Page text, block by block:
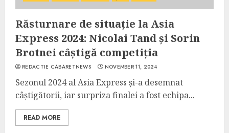
Răsturnare de situație la Asia
Express 2024: Nicolai Tand și Sorin
Brotnei câștigă competiția
REDACTIE CABARETNEWS NOVEMBER 11, 2024
Sezonul 2024 al Asia Express și-a desemnat
câștigătorii, iar surpriza finalei a fost echipa...
READ MORE